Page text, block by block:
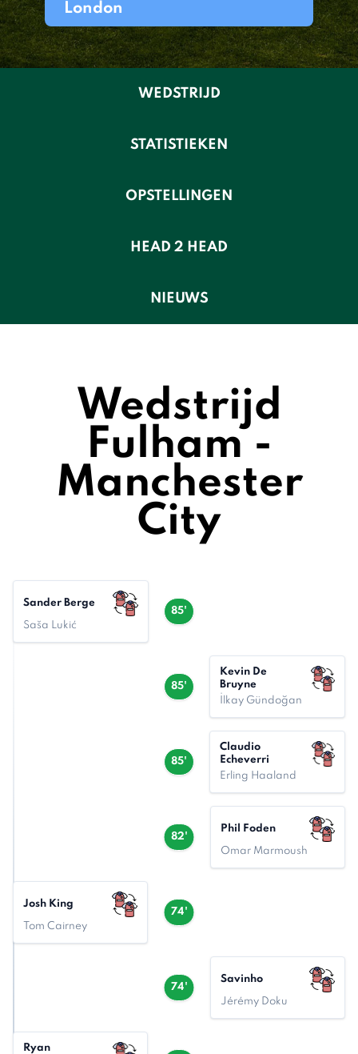
London
WEDSTRIJD
STATISTIEKEN
OPSTELLINGEN
HEAD 2 HEAD
NIEUWS
Wedstrijd
Fulham -
Manchester
City
85'
Sander Berge
Saša Lukić
85'
Kevin De
Bruyne
İlkay Gündoğan
85'
Claudio
Echeverri
Erling Haaland
82'
Phil Foden
Omar Marmoush
74'
Josh King
Tom Cairney
74'
Savinho
Jérémy Doku
Ryan